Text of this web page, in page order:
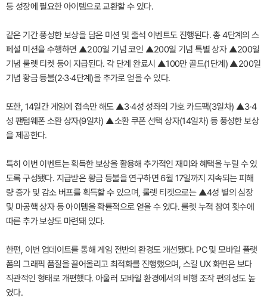
등 성장에 필요한 아이템으로 교환할 수 있다.
같은 기간 풍성한 보상을 담은 미션 및 출석 이벤트도 진행된다. 총 4단계의 스
페셜 미션을 수행하면 ▲200일 기념 코인 ▲200일 기념 특별 상자 ▲200일
기념 룰렛 티켓 등이 지급된다. 각 단계 완료시 ▲100만 골드(1단계) ▲200일
기념 황금 등불(2·3·4단계)을 추가로 얻을 수 있다.
또한, 14일간 게임에 접속만 해도 ▲3·4성 성좌의 가호 카드팩(3일차) ▲3·4
성 팬텀웨폰 소환 상자(9일차) ▲소환 쿠폰 선택 상자(14일차) 등 풍성한 보상
을 제공한다.
특히 이번 이벤트는 획득한 보상을 활용해 추가적인 재미와 혜택을 누릴 수 있
도록 구성됐다. 지급받은 황금 등불을 연구하면 6월 17일까지 지속되는 피해
량 증가 및 감소 버프를 획득할 수 있으며, 룰렛 티켓으로는 ▲4성 별의 심장
및 마공핵 상자 등 아이템을 확률적으로 얻을 수 있다. 룰렛 누적 참여 횟수에
따른 추가 보상도 마련돼 있다.
한편, 이번 업데이트를 통해 게임 전반의 환경도 개선됐다. PC 및 모바일 플랫
폼의 그래픽 품질을 끌어올리고 최적화를 진행했으며, 스킬 UX 화면은 보다
직관적인 형태로 개편했다. 아울러 모바일 환경에서의 비행 조작 편의성도 높
였다.